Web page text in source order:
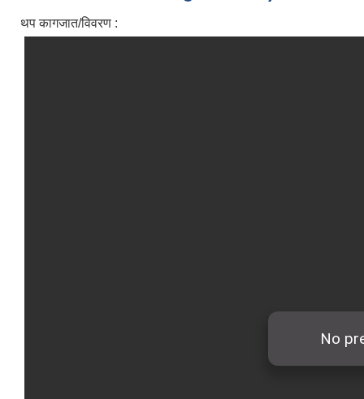
थप कागजात/विवरण :